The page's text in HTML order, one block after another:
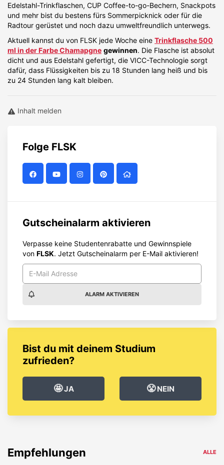
Edelstahl-Trinkflaschen, CUP Coffee-to-go-Bechern, Snackpots
und mehr bist du bestens fürs Sommerpicknick oder für die
Radtour gerüstet und noch dazu umweltfreundlich unterwegs.
Aktuell kannst du von FLSK jede Woche eine Trinkflasche 500
ml in der Farbe Chamapgne gewinnen. Die Flasche ist absolut
dicht und aus Edelstahl gefertigt, die VICC-Technologie sorgt
dafür, dass Flüssigkeiten bis zu 18 Stunden lang heiß und bis
zu 24 Stunden lang kalt bleiben.
Inhalt melden
Folge FLSK
Gutscheinalarm aktivieren
Verpasse keine Studentenrabatte und Gewinnspiele
von FLSK. Jetzt Gutscheinalarm per E-Mail aktivieren!
ALARM AKTIVIEREN
Bist du mit deinem Studium
zufrieden?
🤩JA 😤NEIN
Empfehlungen ALLE